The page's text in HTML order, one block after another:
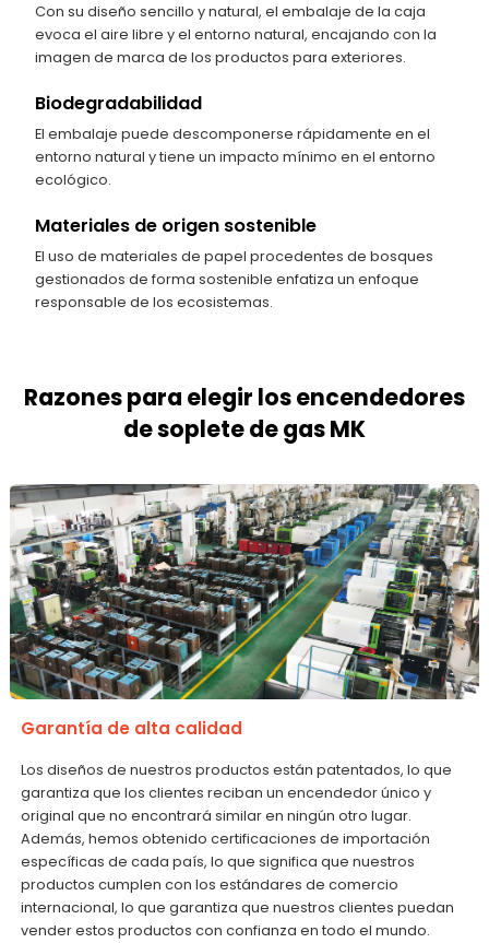
Con su diseño sencillo y natural, el embalaje de la caja
evoca el aire libre y el entorno natural, encajando con la
imagen de marca de los productos para exteriores.
Biodegradabilidad
El embalaje puede descomponerse rápidamente en el
entorno natural y tiene un impacto mínimo en el entorno
ecológico.
Materiales de origen sostenible
El uso de materiales de papel procedentes de bosques
gestionados de forma sostenible enfatiza un enfoque
responsable de los ecosistemas.
Razones para elegir los encendedores
de soplete de gas MK
Garantía de alta calidad
Los diseños de nuestros productos están patentados, lo que
garantiza que los clientes reciban un encendedor único y
original que no encontrará similar en ningún otro lugar.
Además, hemos obtenido certificaciones de importación
específicas de cada país, lo que significa que nuestros
productos cumplen con los estándares de comercio
internacional, lo que garantiza que nuestros clientes puedan
vender estos productos con confianza en todo el mundo.